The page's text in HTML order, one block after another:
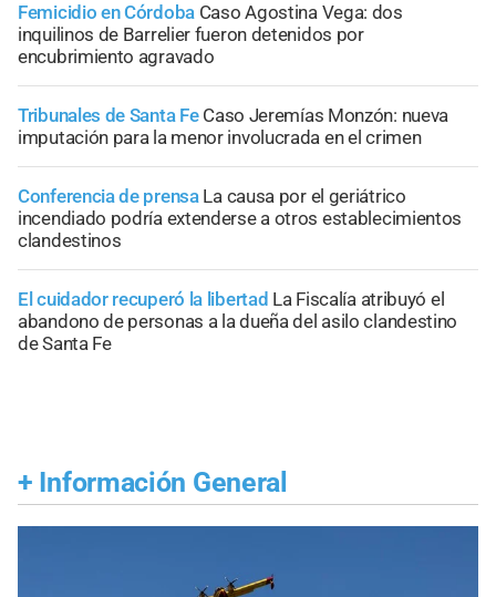
Femicidio en Córdoba Caso Agostina Vega: dos
inquilinos de Barrelier fueron detenidos por
encubrimiento agravado
Tribunales de Santa Fe Caso Jeremías Monzón: nueva
imputación para la menor involucrada en el crimen
Conferencia de prensa La causa por el geriátrico
incendiado podría extenderse a otros establecimientos
clandestinos
El cuidador recuperó la libertad La Fiscalía atribuyó el
abandono de personas a la dueña del asilo clandestino
de Santa Fe
+ Información General